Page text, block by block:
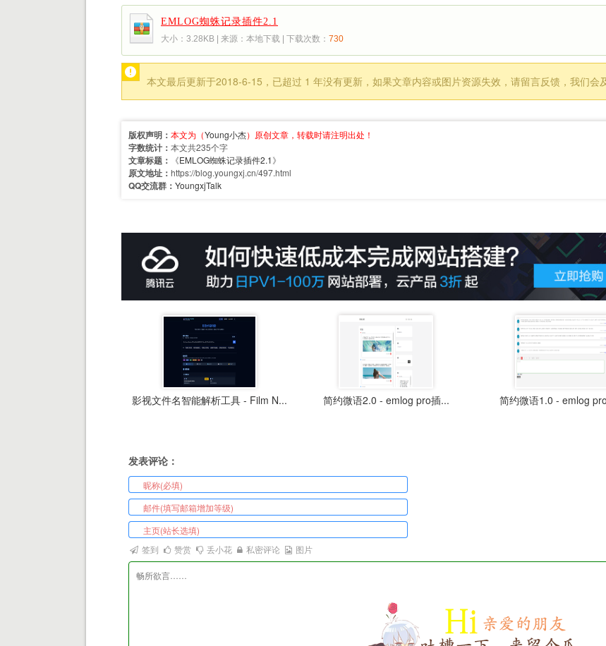
EMLOG蜘蛛记录插件2.1
大小：3.28KB | 来源：本地下载 | 下载次数： 730
本文最后更新于2018-6-15，已超过 1 年没有更新，如果文章内容或图片资源失效，请留言反馈，我们会
版权声明： 本文为（Young小杰）原创文章，转载时请注明出处！
字数统计： 本文共235个字
文章标题： 《EMLOG蜘蛛记录插件2.1》
原文地址： https://blog.youngxj.cn/497.html
QQ交流群： YoungxjTalk
影视文件名智能解析工具 - Film N... 简约微语2.0 - emlog pro插... 简约微语1.0 - emlog
发表评论：
签到 赞赏 丢小花 私密评论 图片